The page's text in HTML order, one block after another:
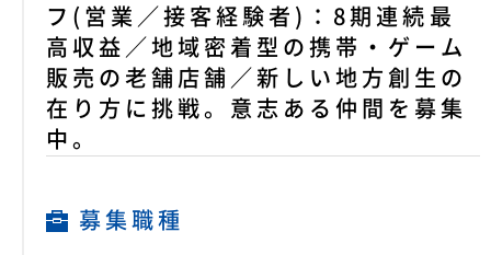
フ(営業／接客経験者)：8期連続最
高収益／地域密着型の携帯・ゲーム
販売の老舗店舗／新しい地方創生の
在り方に挑戦。意志ある仲間を募集
中。
募集職種